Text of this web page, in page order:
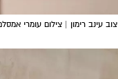
עינב רימון | צילום עומרי אמסלם